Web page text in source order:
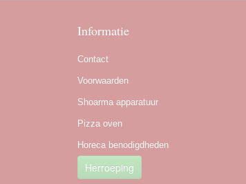
Informatie
Contact
Voorwaarden
Shoarma apparatuur
Pizza oven
Horeca benodigdheden
Herroeping